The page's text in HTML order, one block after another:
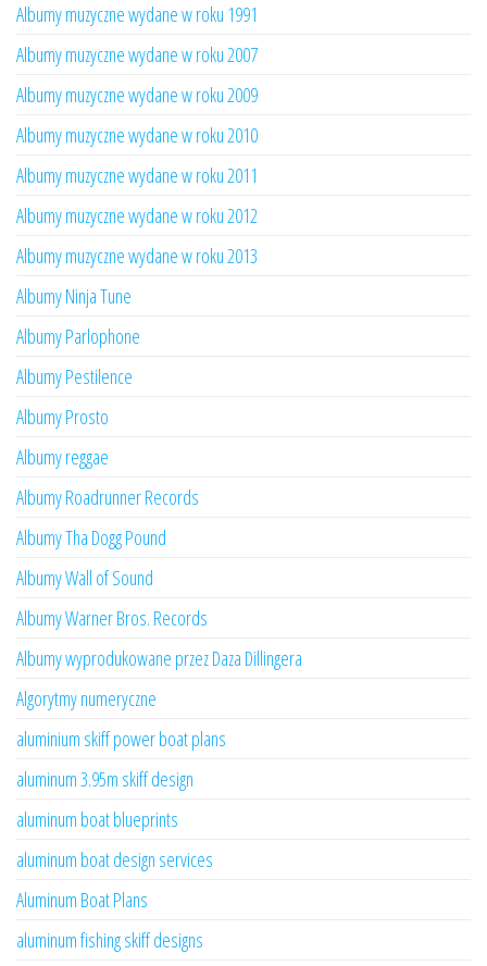
Albumy muzyczne wydane w roku 1991
Albumy muzyczne wydane w roku 2007
Albumy muzyczne wydane w roku 2009
Albumy muzyczne wydane w roku 2010
Albumy muzyczne wydane w roku 2011
Albumy muzyczne wydane w roku 2012
Albumy muzyczne wydane w roku 2013
Albumy Ninja Tune
Albumy Parlophone
Albumy Pestilence
Albumy Prosto
Albumy reggae
Albumy Roadrunner Records
Albumy Tha Dogg Pound
Albumy Wall of Sound
Albumy Warner Bros. Records
Albumy wyprodukowane przez Daza Dillingera
Algorytmy numeryczne
aluminium skiff power boat plans
aluminum 3.95m skiff design
aluminum boat blueprints
aluminum boat design services
Aluminum Boat Plans
aluminum fishing skiff designs